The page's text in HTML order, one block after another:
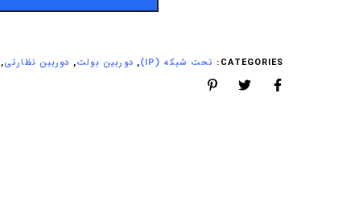
CATEGORIES: تحت شبکه (IP) , دوربین بولت, دوربین نظارتی,